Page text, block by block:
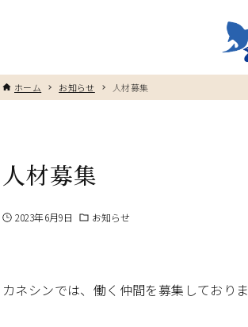
ホーム お知らせ 人材募集
人材募集
2023年6月9日 お知らせ
カネシンでは、働く仲間を募集しておりま